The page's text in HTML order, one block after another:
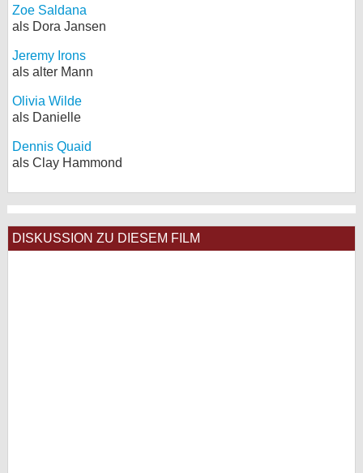
Zoe Saldana
als Dora Jansen
Jeremy Irons
als alter Mann
Olivia Wilde
als Danielle
Dennis Quaid
als Clay Hammond
DISKUSSION ZU DIESEM FILM